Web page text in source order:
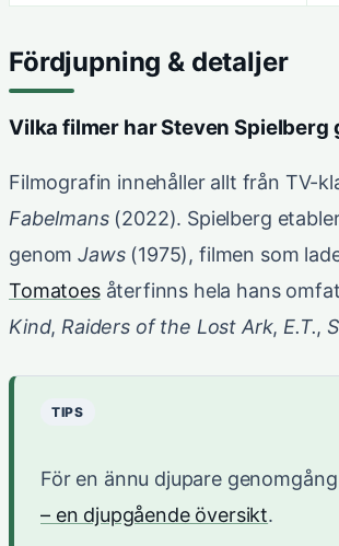
Fördjupning & detaljer
Vilka filmer har Steven Spielberg
Filmografin innehåller allt från TV-
Fabelmans(2022). Spielberg
genomJaws(1975), filmen som
Tomatoesåterfinns hela hans
Kind,Raiders of the Lost Ark,E.T.,
TIPS
För en ännu djupare
– en djupgående översikt.